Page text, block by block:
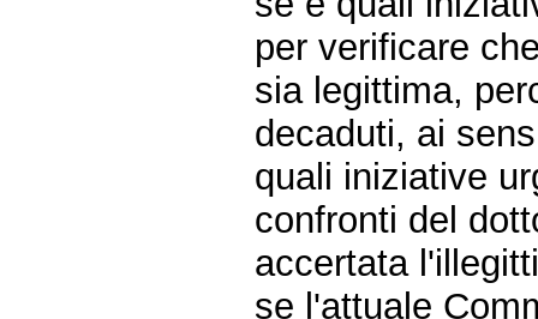
per verificare
sia legittima,
decaduti, ai
quali iniziative
confronti del
accertata
se l'attuale